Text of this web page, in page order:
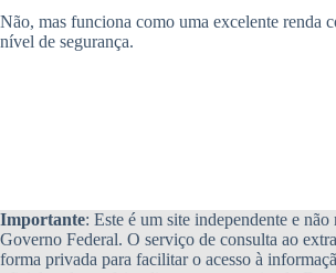
Não, mas funciona como uma excelente renda
nível de segurança.
Importante: Este é um site independente e não
Governo Federal. O serviço de consulta ao
forma privada para facilitar o acesso à